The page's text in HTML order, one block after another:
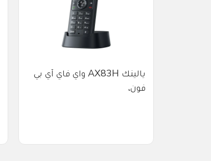
يالينك AX83H واي فاي آي بي
فون،